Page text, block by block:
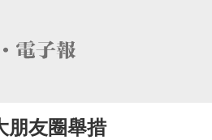
朋友圈舉措